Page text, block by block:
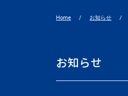
Home お知らせ
お知らせ